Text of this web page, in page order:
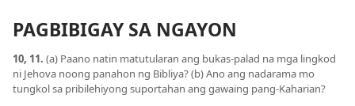
PAGBIBIGAY SA NGAYON
10, 11. (a) Paano natin matutularan ang bukas-palad na mga lingkod
ni Jehova noong panahon ng Bibliya? (b) Ano ang nadarama mo
tungkol sa pribilehiyong suportahan ang gawaing pang-Kaharian?